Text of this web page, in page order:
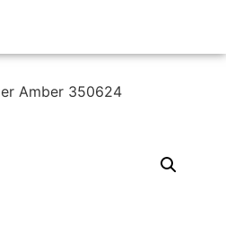
Amber 350624